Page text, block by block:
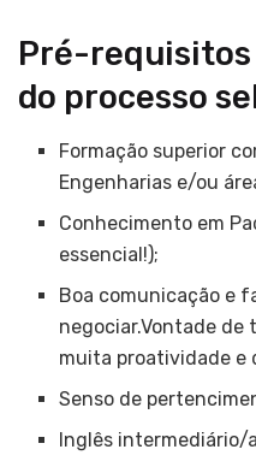
Pré-
do processo
Formação superior
Engenharias e/ou
Conhecimento em
essencial!);
Boa comunicação e
negociar.Vontade de
muita proatividade e
Senso de
Inglês intermediário/